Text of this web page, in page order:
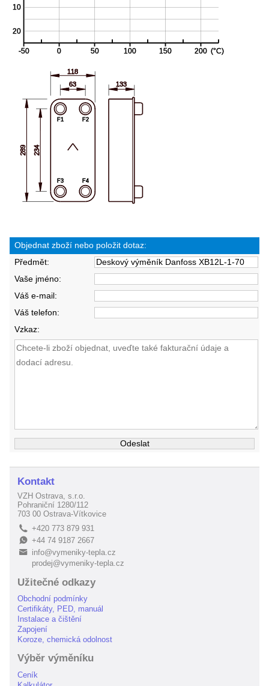
Objednat zboží nebo položit dotaz:
Předmět:
Vaše jméno:
Váš e-mail:
Váš telefon:
Vzkaz:
Kontakt
VZH Ostrava, s.r.o.
Pohraniční 1280/112
703 00 Ostrava-Vítkovice
L +420 773 879 931
E+44 74 9187 2667
B
info@vymeniky-tepla.cz
prodej@vymeniky-tepla.cz
Užitečné odkazy
Obchodní podmínky
Certifikáty, PED, manuál
Instalace a čištění
Zapojení
Koroze, chemická odolnost
Výběr výměníku
Ceník